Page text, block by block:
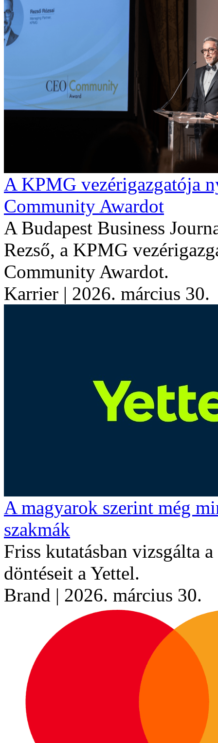
A KPMG vezérigazgatója
Community Awardot
A Budapest Business
Rezső, a KPMG
Community Awardot.
Karrier | 2026. március 30.
A magyarok szerint még
szakmák
Friss kutatásban vizsgálta
döntéseit a Yettel.
Brand | 2026. március 30.